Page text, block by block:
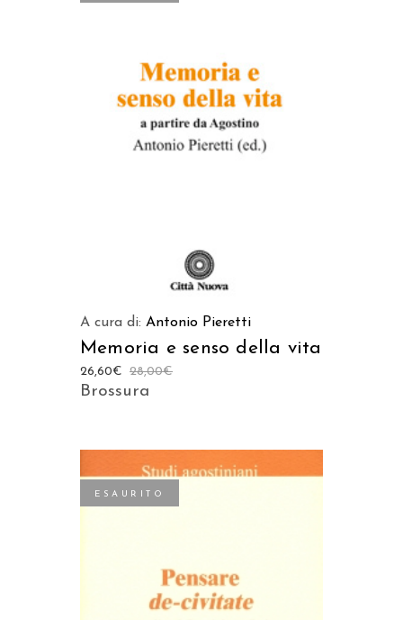
LEGGI TUTTO
A cura di: Antonio Pieretti
Memoria e senso della vita
28,00€
26,60€
Brossura
ESAURITO